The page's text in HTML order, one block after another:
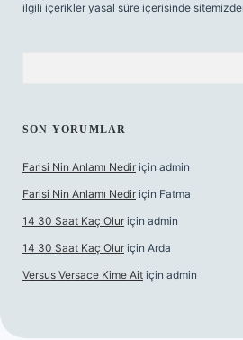
ilgili içerikler yasal süre içerisinde
SON YORUMLAR
Farisi Nin Anlamı Nedir için admin
Farisi Nin Anlamı Nedir için Fatma
14 30 Saat Kaç Olur için admin
14 30 Saat Kaç Olur için Arda
Versus Versace Kime Ait için admin